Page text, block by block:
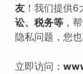
友！我们提供6
讼、税务等，
隐私问题，您
立即访问：